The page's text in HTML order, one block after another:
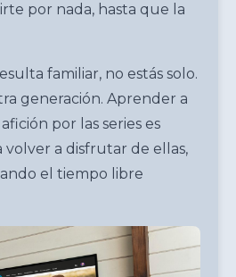
por nada, hasta que la
familiar, no estás solo.
generación. Aprender a
por las series es
a disfrutar de ellas,
el tiempo libre